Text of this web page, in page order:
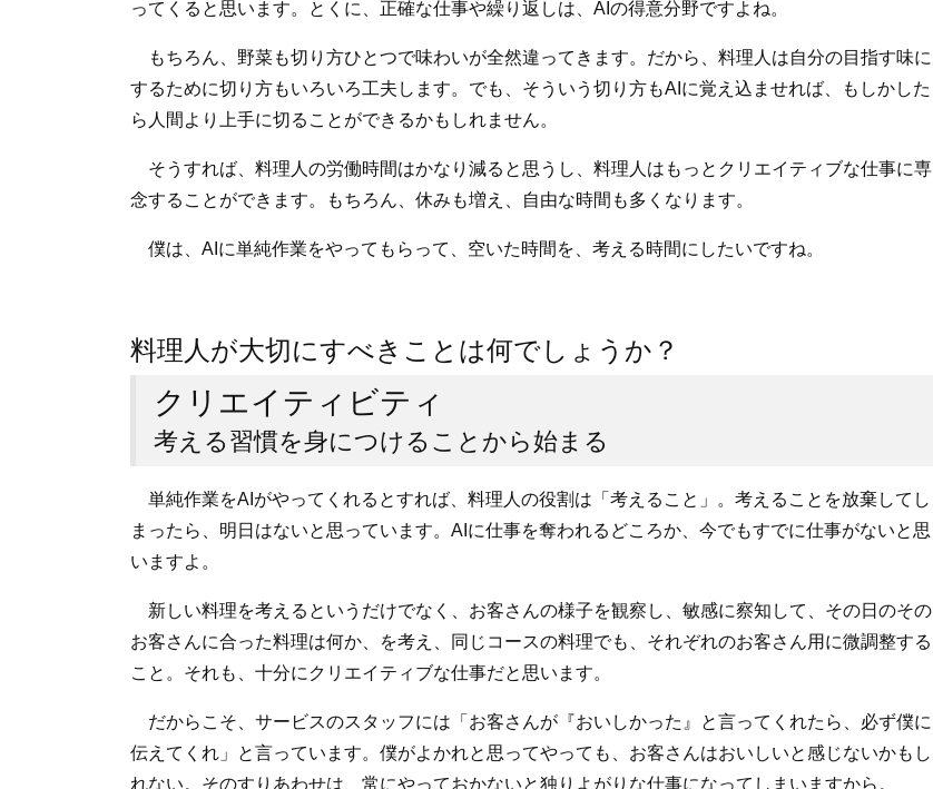
ってくると思います。とくに、正確な仕事や繰り返しは、AIの得意分野ですよね。
もちろん、野菜も切り方ひとつで味わいが全然違ってきます。だから、料理人は自分の目指す味に
するために切り方もいろいろ工夫します。でも、そういう切り方もAIに覚え込ませれば、もしかした
ら人間より上手に切ることができるかもしれません。
そうすれば、料理人の労働時間はかなり減ると思うし、料理人はもっとクリエイティブな仕事に専
念することができます。もちろん、休みも増え、自由な時間も多くなります。
僕は、AIに単純作業をやってもらって、空いた時間を、考える時間にしたいですね。
料理人が大切にすべきことは何でしょうか？
クリエイティビティ
考える習慣を身につけることから始まる
単純作業をAIがやってくれるとすれば、料理人の役割は「考えること」。考えることを放棄してし
まったら、明日はないと思っています。AIに仕事を奪われるどころか、今でもすでに仕事がないと思
いますよ。
新しい料理を考えるというだけでなく、お客さんの様子を観察し、敏感に察知して、その日のその
お客さんに合った料理は何か、を考え、同じコースの料理でも、それぞれのお客さん用に微調整する
こと。それも、十分にクリエイティブな仕事だと思います。
だからこそ、サービスのスタッフには「お客さんが『おいしかった』と言ってくれたら、必ず僕に
伝えてくれ」と言っています。僕がよかれと思ってやっても、お客さんはおいしいと感じないかもし
れない。そのすりあわせは、常にやっておかないと独りよがりな仕事になってしまいますから。